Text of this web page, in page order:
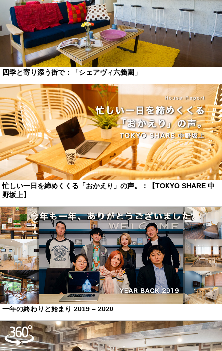
四季と寄り添う街で：「シェアヴィ六義園」
忙しい一日を締めくくる「おかえり」の声。：【TOKYO SHARE 中
野坂上】
一年の終わりと始まり 2019 – 2020